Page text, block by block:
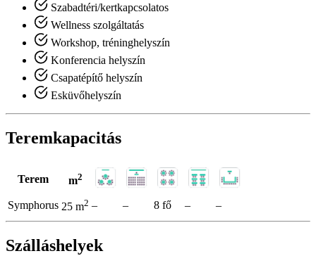
Szabadtéri/kertkapcsolatos
Wellness szolgáltatás
Workshop, tréninghelyszín
Konferencia helyszín
Csapatépítő helyszín
Esküvőhelyszín
Teremkapacitás
Terem m2
Symphorus 25 m2 – – 8 fő – –
Szálláshelyek